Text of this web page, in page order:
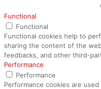
Functional
Functional
Functional cookies help to
sharing the content of the
feedbacks, and other third-
Performance
Performance
Performance cookies are